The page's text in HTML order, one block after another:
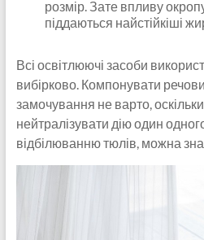
розмір. Зате впливу
піддаються найстійкіші
Всі освітлюючі засоби
вибірково. Компонувати
замочування не варто,
нейтралізувати дію один
відбілюванню тюлів, можна